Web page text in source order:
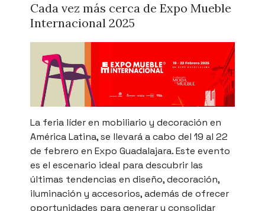
Cada vez más cerca de Expo Mueble
Internacional 2025
La feria líder en mobiliario y decoración en
América Latina, se llevará a cabo del 19 al 22
de febrero en Expo Guadalajara. Este evento
es el escenario ideal para descubrir las
últimas tendencias en diseño, decoración,
iluminación y accesorios, además de ofrecer
oportunidades para generar y consolidar